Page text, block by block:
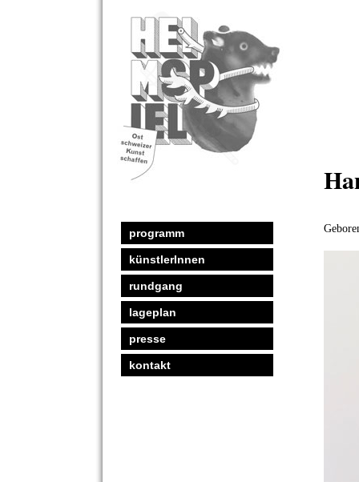
programm
künstlerInnen
rundgang
lageplan
presse
kontakt